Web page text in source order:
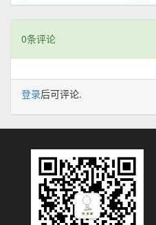
0条评论
登录后可评论.